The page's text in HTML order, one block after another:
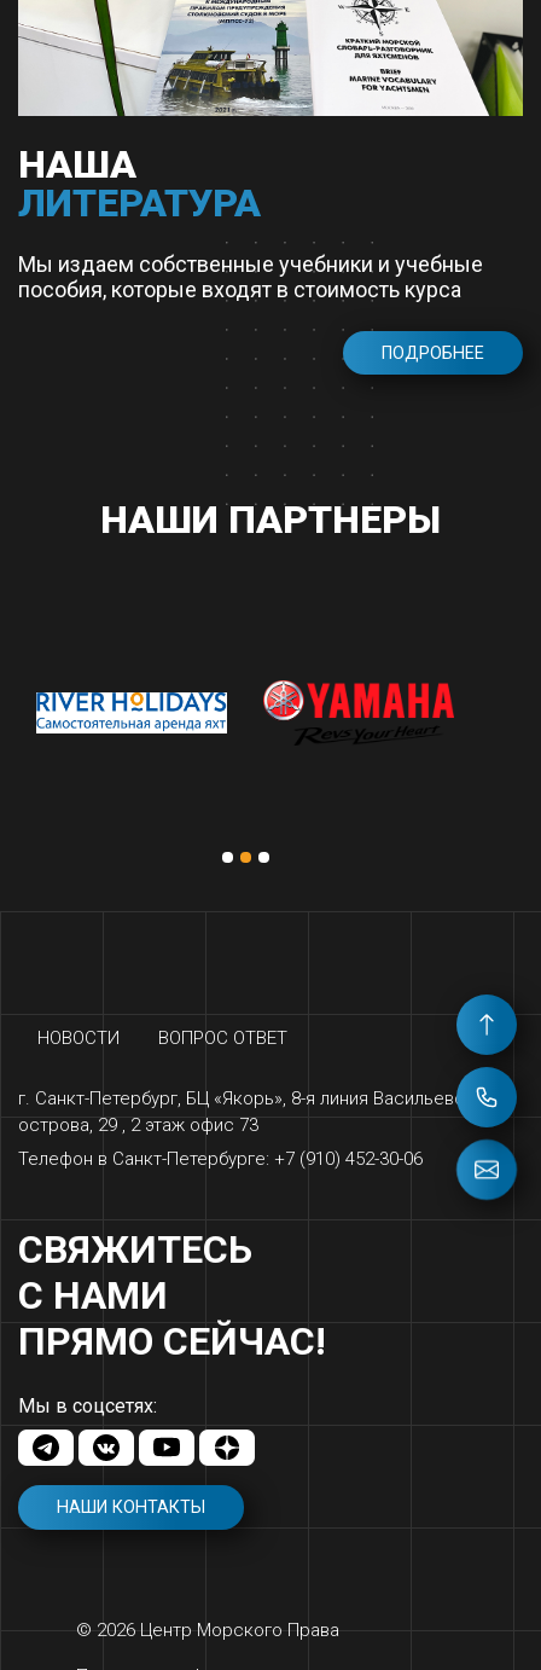
НАША
ЛИТЕРАТУРА
Мы издаем собственные учебники и учебные
пособия, которые входят в стоимость курса
ПОДРОБНЕЕ
НАШИ ПАРТНЕРЫ
НОВОСТИ ВОПРОС ОТВЕТ
г. Санкт-Петербург, БЦ «‎Якорь», 8-я линия Васильевского
острова, 29 , 2 этаж офис 73
Телефон в Санкт-Петербурге: +7 (910) 452-30-06
СВЯЖИТЕСЬ
С НАМИ
ПРЯМО СЕЙЧАС!
Мы в соцсетях:
НАШИ КОНТАКТЫ
© 2026 Центр Морского Права